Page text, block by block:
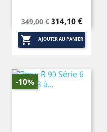
Prix
de
base
349,00 € Prix
314,10 €
 AJOUTER AU PANIER
-10%